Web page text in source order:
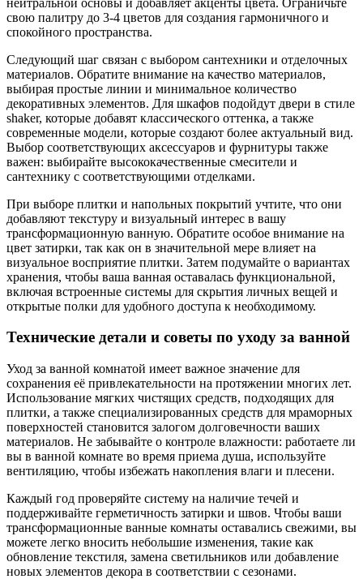
свою палитру до 3-4 цветов для создания гармоничного и
спокойного пространства.
Следующий шаг связан с выбором сантехники и отделочных
материалов. Обратите внимание на качество материалов,
выбирая простые линии и минимальное количество
декоративных элементов. Для шкафов подойдут двери в стиле
shaker, которые добавят классического оттенка, а также
современные модели, которые создают более актуальный вид.
Выбор соответствующих аксессуаров и фурнитуры также
важен: выбирайте высококачественные смесители и
сантехнику с соответствующими отделками.
При выборе плитки и напольных покрытий учтите, что они
добавляют текстуру и визуальный интерес в вашу
трансформационную ванную. Обратите особое внимание на
цвет затирки, так как он в значительной мере влияет на
визуальное восприятие плитки. Затем подумайте о вариантах
хранения, чтобы ваша ванная оставалась функциональной,
включая встроенные системы для скрытия личных вещей и
открытые полки для удобного доступа к необходимому.
Технические детали и советы по уходу за ванной
Уход за ванной комнатой имеет важное значение для
сохранения её привлекательности на протяжении многих лет.
Использование мягких чистящих средств, подходящих для
плитки, а также специализированных средств для мраморных
поверхностей становится залогом долговечности ваших
материалов. Не забывайте о контроле влажности: работаете ли
вы в ванной комнате во время приема душа, используйте
вентиляцию, чтобы избежать накопления влаги и плесени.
Каждый год проверяйте систему на наличие течей и
поддерживайте герметичность затирки и швов. Чтобы ваши
трансформационные ванные комнаты оставались свежими, вы
можете легко вносить небольшие изменения, такие как
обновление текстиля, замена светильников или добавление
новых элементов декора в соответствии с сезонами.